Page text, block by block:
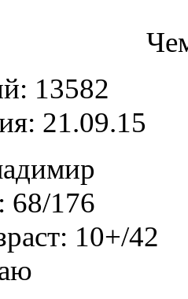
13582
21.09.15
68/176
10+/42